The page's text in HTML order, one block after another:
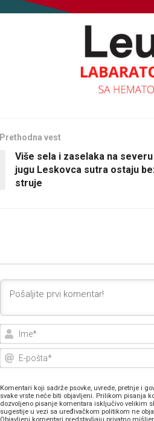
Prethodna vest
Više sela i zaselaka na
jugu Leskovca sutra ostaju
struje
Komentari koji sadrže psovke, uvrede, pretnje i
svake vrste neće biti objavljeni. Prilikom pisanja
dozvoljeno pisanje komentara isključivo velikim
sugestije u vezi sa uređivačkom politikom ne